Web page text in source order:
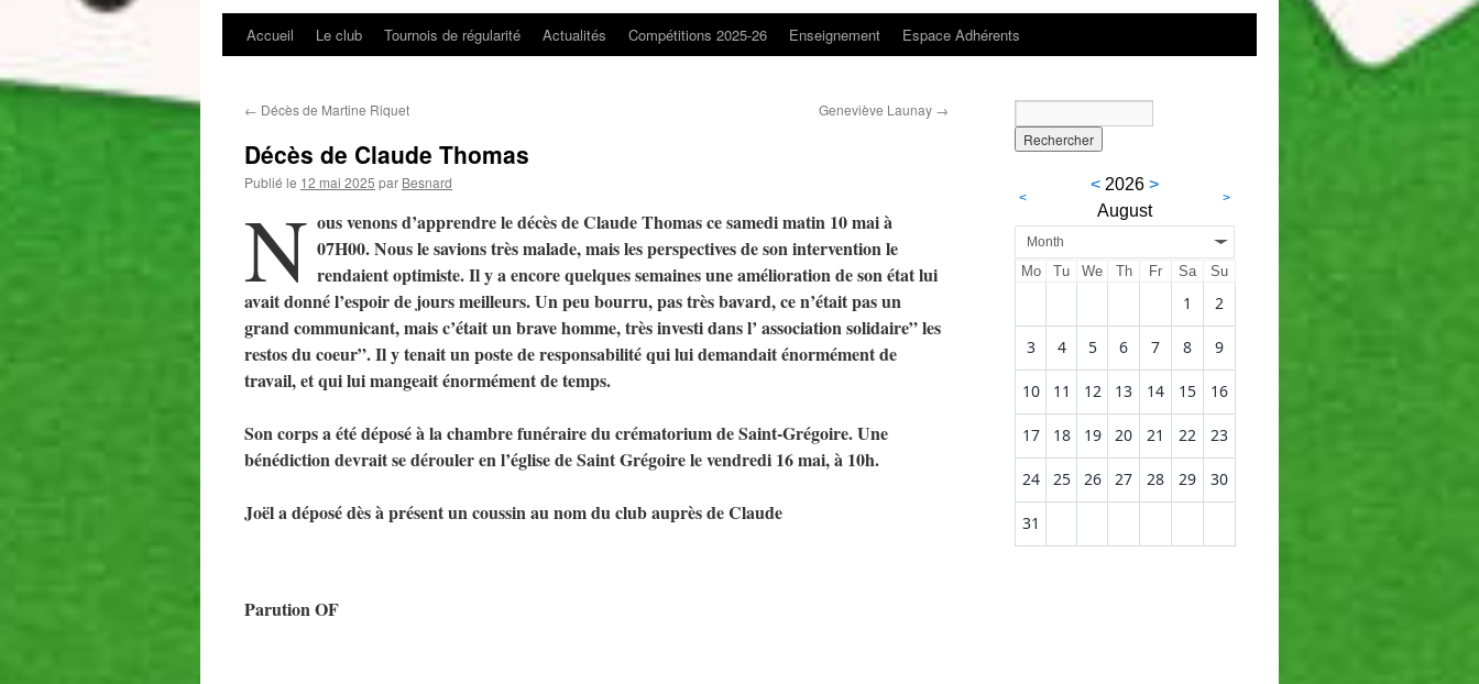
Accueil Le club Tournois de régularité Actualités Compétitions 2025-26 Enseignement Espace Adhérents
← Décès de Martine Riquet Geneviève Launay →
Décès de Claude Thomas
Publié le 12 mai 2025 par Besnard
N ous venons d’apprendre le décès de Claude Thomas ce samedi matin 10 mai à
07H00. Nous le savions très malade, mais les perspectives de son intervention le
rendaient optimiste. Il y a encore quelques semaines une amélioration de son état lui
avait donné l’espoir de jours meilleurs. Un peu bourru, pas très bavard, ce n’était pas un
grand communicant, mais c’était un brave homme, très investi dans l’ association solidaire” les
restos du coeur”. Il y tenait un poste de responsabilité qui lui demandait énormément de
travail, et qui lui mangeait énormément de temps.
Son corps a été déposé à la chambre funéraire du crématorium de Saint-Grégoire. Une
bénédiction devrait se dérouler en l’église de Saint Grégoire le vendredi 16 mai, à 10h.
Joël a déposé dès à présent un coussin au nom du club auprès de Claude
Parution OF
<
< 2026 >
August
>
Month
Mo Tu We Th Fr Sa Su
1 2
3 4 5 6 7 8 9
10 11 12 13 14 15 16
17 18 19 20 21 22 23
24 25 26 27 28 29 30
31